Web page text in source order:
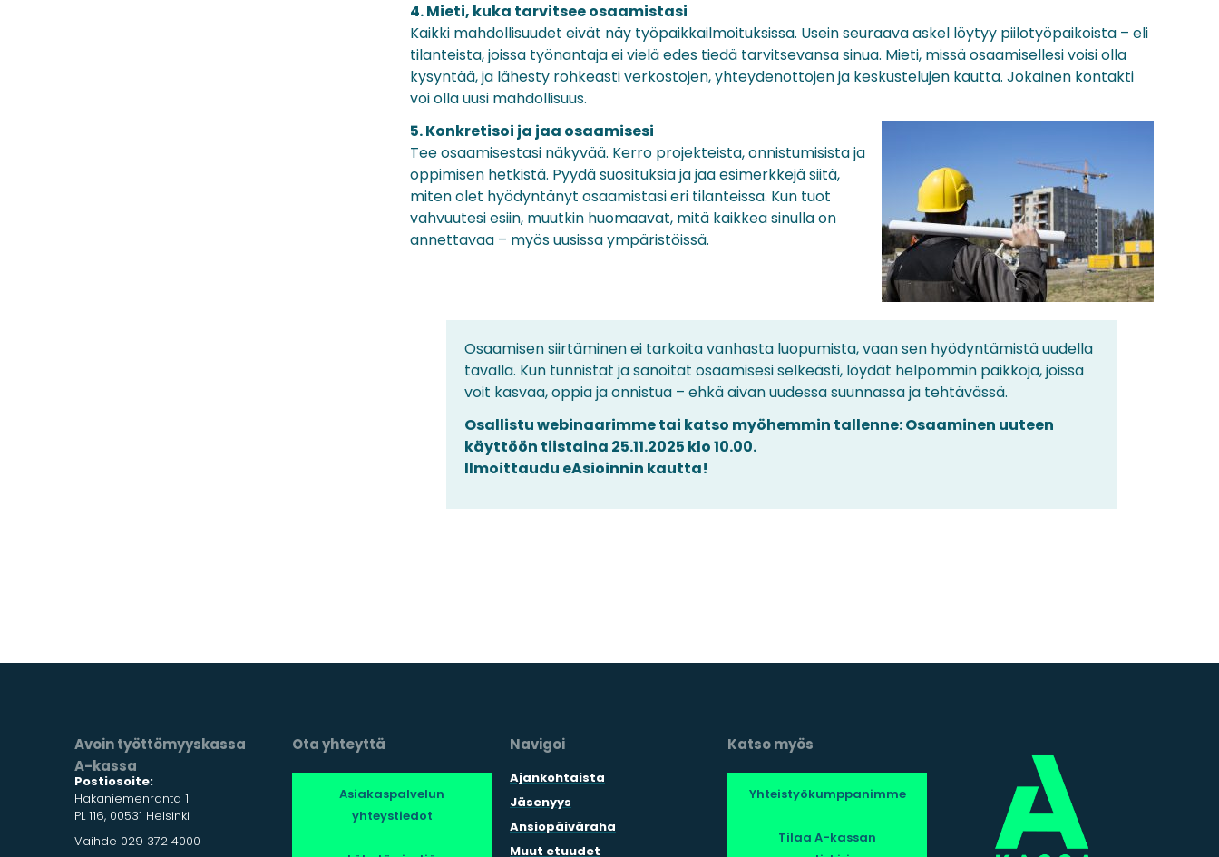
4. Mieti, kuka tarvitsee osaamistasi
Kaikki mahdollisuudet eivät näy työpaikkailmoituksissa. Usein seuraava askel löytyy piilotyöpaikoista – eli
tilanteista, joissa työnantaja ei vielä edes tiedä tarvitsevansa sinua. Mieti, missä osaamisellesi voisi olla
kysyntää, ja lähesty rohkeasti verkostojen, yhteydenottojen ja keskustelujen kautta. Jokainen kontakti
voi olla uusi mahdollisuus.
5. Konkretisoi ja jaa osaamisesi
Tee osaamisestasi näkyvää. Kerro projekteista, onnistumisista ja
oppimisen hetkistä. Pyydä suosituksia ja jaa esimerkkejä siitä,
miten olet hyödyntänyt osaamistasi eri tilanteissa. Kun tuot
vahvuutesi esiin, muutkin huomaavat, mitä kaikkea sinulla on
annettavaa – myös uusissa ympäristöissä.
Osaamisen siirtäminen ei tarkoita vanhasta luopumista, vaan sen hyödyntämistä uudella
tavalla. Kun tunnistat ja sanoitat osaamisesi selkeästi, löydät helpommin paikkoja, joissa
voit kasvaa, oppia ja onnistua – ehkä aivan uudessa suunnassa ja tehtävässä.
Osallistu webinaarimme tai katso myöhemmin tallenne: Osaaminen uuteen
käyttöön tiistaina 25.11.2025 klo 10.00.
Ilmoittaudu eAsioinnin kautta!
Avoin työttömyyskassa
A-kassa
Postiosoite:
Hakaniemenranta 1
PL 116, 00531 Helsinki
Vaihde 029 372 4000
Ota yhteyttä
Asiakaspalvelun
yhteystiedot
Navigoi
Ajankohtaista
Jäsenyys
Ansiopäiväraha
Muut etuudet
Katso myös
Yhteistyökumppanimme
Tilaa A-kassan